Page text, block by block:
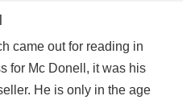
came out for reading in
for Mc Donell, it was his
He is only in the age